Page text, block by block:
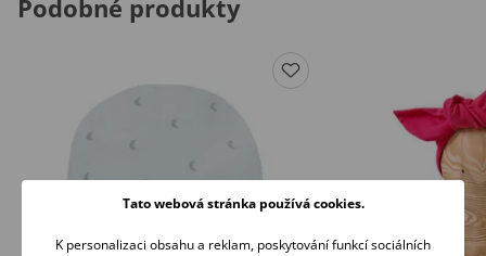
Podobné produkty
Tato webová stránka používá cookies.
K personalizaci obsahu a reklam, poskytování funkcí sociálních